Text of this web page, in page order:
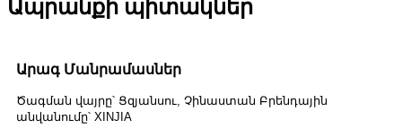
Ապրանքի պիտակներ
Արագ Մանրամասներ
Ծագման վայրը՝ Ցզյանսու, Չինաստան Բրենդային
անվանումը՝ XINJIA